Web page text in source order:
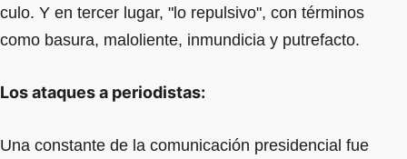
culo. Y en tercer lugar, "lo repulsivo", con términos
como basura, maloliente, inmundicia y putrefacto.
Los ataques a periodistas:
Una constante de la comunicación presidencial fue